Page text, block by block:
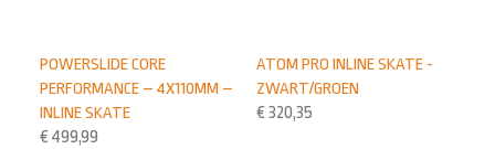
ATOM PRO INLINE SKATE -
ZWART/GROEN
€ 320,35
POWERSLIDE CORE
PERFORMANCE – 4X110MM –
INLINE SKATE
€ 499,99